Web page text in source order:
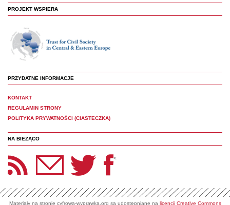
PROJEKT WSPIERA
PRZYDATNE INFORMACJE
KONTAKT
REGULAMIN STRONY
POLITYKA PRYWATNOŚCI (CIASTECZKA)
NA BIEŻĄCO
Panoptyka Facebook <
Materiały na stronie cyfrowa-wyprawka.org są udostępniane na licencji Creative Commons